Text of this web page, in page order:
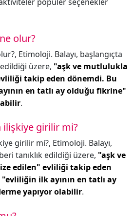
olur?
Etimoloji. Balayı, başlangıçta
üzere, "aşk ve mutlulukla
takip eden dönemdi. Bu
en tatlı ay olduğu fikrine"
.
ilişkiye girilir mi?
girilir mi?, Etimoloji. Balayı,
tanıklık edildiği üzere, "aşk ve
edilen" evliliği takip eden
ilk ayının en tatlı ay
yapıyor olabilir.